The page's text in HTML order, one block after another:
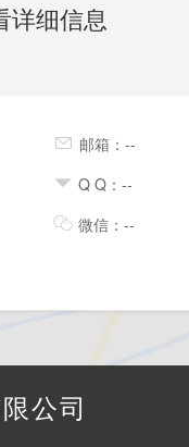
详细信息
邮箱：--
Q Q：--
微信：--
公司